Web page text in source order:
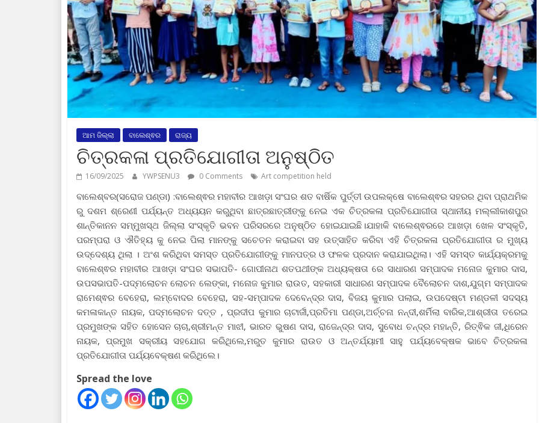
ଆମ ଜିଲ୍ଲା ବାଲେଶ୍ଵର ରାଜ୍ୟ
ଚିତ୍ରକଳା ପ୍ରତିଯୋଗୀତା ଅନୁଷ୍ଠିତ
16/09/2025 YWPSENU3 0 Comments Art competition held
ବାଲେଶ୍ବର(ସରୋଜ ପଣ୍ଡା) :ବାଲେଶ୍ଵର ମହାବୀର ଆଖଡ଼ା ସଂଘର ଶତ ବାର୍ଷିକ ପୁର୍ତ୍ତୀ ଉପଲକ୍ଷେ ବାଲେଶ୍ଵର ସହରର ଥିବା ପ୍ରାଥମିକ
ରୁ ଦଶମ ଶ୍ରେଣୀ ପର୍ଯ୍ୟନ୍ତ ଅଧ୍ୟୟନ କରୁଥିବା ଛାତ୍ରଛାତ୍ରୀଙ୍କୁ ନେଇ ଏକ ଚିତ୍ରକଳା ପ୍ରତିଯୋଗୀତା ସ୍ଥାନୀୟ ମଲ୍ଲୀକାଶପୁର
ଶାନ୍ତିକାନନ ସମ୍ମୁଖସ୍ଥ ଜିଲ୍ଲା ସଂସ୍କୃତି ଭବନ ପରିସରରେ ଅନୁଷ୍ଠିତ ହୋଇଯାଇଛି।ଯାହାକି ବାଲେଶ୍ଵରରେ ଆଖଡ଼ା ଖେଳ ସଂସ୍କୃତି,
ପରମ୍ପରା ଓ ଐତିହ୍ୟ କୁ ନେଇ ପିଲା ମାନଙ୍କୁ ସଚେତନ କରାଇବା ସହ ଉତ୍ସାହିତ କରିବା ଏହି ଚିତ୍ରକଳା ପ୍ରତିଯୋଗୀତା ର ମୁଖ୍ୟ
ଉଦ୍ଦେଶ୍ୟ ଥିଲା । ଅଂଶ କରିଥିବା ସମସ୍ତ ପ୍ରତିଯୋଗୀଙ୍କୁ ମାନପତ୍ର ଓ ଫଳକ ପ୍ରଦାନ କରାଯାଇଥିଲା। ଏହି ସମସ୍ତ କାର୍ଯ୍ୟକ୍ରମକୁ
ବାଲେଶ୍ଵର ମହାବୀର ଆଖଡ଼ା ସଂଘର ସଭାପତି- ଗୋପୀନାଥ ଶତପଥୀଙ୍କ ଅଧ୍ୟକ୍ଷତା ରେ ସାଧାରଣ ସମ୍ପାଦକ ମନୋଜ କୁମାର ଦାସ,
ଉପସଭାପତି-ପଦ୍ମଲୋଚନ ଲୋଚନ ଲେଙ୍କା, ମନୋଜ କୁମାର ରାଉତ, ସହକାରୀ ସାଧାରଣ ସମ୍ପାଦକ ବୈଲୋଚନ ଦାଶ,ଯୁଗ୍ମ ସମ୍ପାଦକ
ରାମେଶ୍ଵର ବେହେରା, ଲମ୍ବୋଦର ବେହେରା, ସହ-ସମ୍ପାଦକ ଦେବେନ୍ଦ୍ର ଦାସ, ବିଜୟ କୁମାର ପଲାଇ, ଉପଦେଷ୍ଟା ମଣ୍ଡଳୀ ସଦସ୍ୟ
କମଳାକାନ୍ତ ନାୟକ, ପଦ୍ମଲୋଚନ ଦତ୍ତ , ପ୍ରଦୀପ କୁମାର ଚାଟାର୍ଜୀ,ପ୍ରତିମା ପଣ୍ଡା,ଅର୍ଚ୍ଚନା ନନ୍ଦୀ,ଶର୍ମିଲା ବାରିକ,ଆଶ୍ରୀତା ତରେଇ
ପ୍ରମୁଖଙ୍କ ସହିତ ହୋସେନ ଚାଚା,ଶ୍ରୀମନ୍ତ ମାଝୀ, ଭାରତ ଭୁଷଣ ଦାସ, ରାଜେନ୍ଦ୍ର ଦାସ, ସୁବୋଧ ଚନ୍ଦ୍ର ମହାନ୍ତି, ରିତ୍ଵିକ ଜୀ,ଧିରେନ
ନାୟକ, ପ୍ରମୁଖ ସକ୍ରୀୟ ସହଯୋଗ କରିଥିଲେ,ମରୁତ କୁମାର ରାଉତ ଓ ଅନ୍ତର୍ଯ୍ୟାମୀ ସାହୁ ପର୍ଯ୍ୟବେକ୍ଷକ ଭାବେ ଚିତ୍ରକଳା
ପ୍ରତିଯୋଗୀତା ପର୍ଯ୍ୟବେକ୍ଷଣ କରିଥିଲେ।
Spread the love